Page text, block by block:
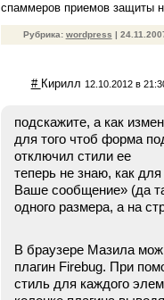
спаммеров приемов защиты
Рубрика: wordpress |
# Кирилл 12.10.2012 в
подскажите, а как
для того чтоб форма
отключил стили ее
теперь не знаю, как
Ваше сообщение» (да
одного размера, а на
В браузере Мазила
плагин Firebug. При
стиль для каждого